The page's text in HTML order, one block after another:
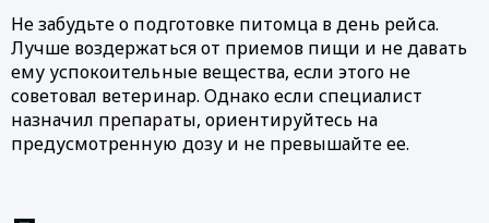
Не забудьте о подготовке питомца в день рейса.
Лучше воздержаться от приемов пищи и не давать
ему успокоительные вещества, если этого не
советовал ветеринар. Однако если специалист
назначил препараты, ориентируйтесь на
предусмотренную дозу и не превышайте ее.